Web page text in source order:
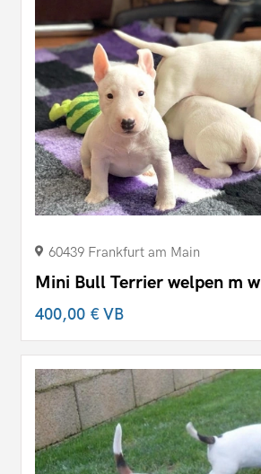
60439 Frankfurt am Main
Mini Bull Terrier welpen m w
400,00 €VB